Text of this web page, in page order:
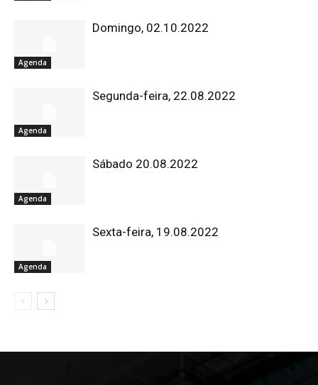
Agenda
Domingo, 02.10.2022
Agenda
Segunda-feira, 22.08.2022
Agenda
Sábado 20.08.2022
Agenda
Sexta-feira, 19.08.2022